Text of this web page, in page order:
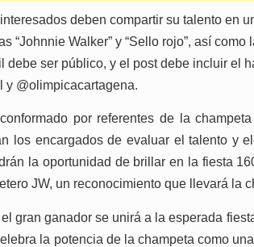
deben compartir su talento en
“Johnnie Walker” y “Sello rojo”, así como
debe ser público, y el post debe incluir el
y @olimpicacartagena.
por referentes de la
los encargados de evaluar el talento y
la oportunidad de brillar en la fiesta
JW, un reconocimiento que llevará la
gran ganador se unirá a la esperada
la potencia de la champeta como